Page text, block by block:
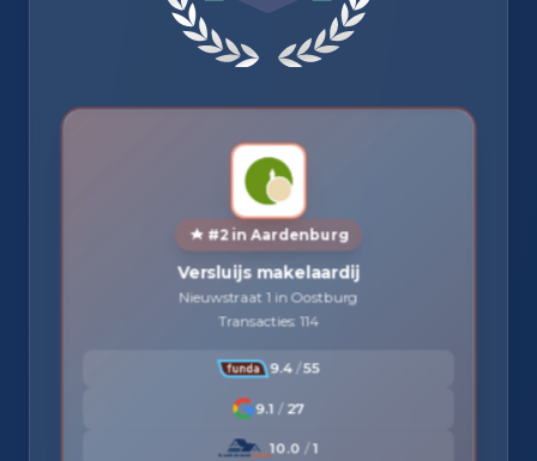
#2 in Aardenburg
Versluijs makelaardij
Nieuwstraat 1 in Oostburg
Transacties: 114
9.4 /55
9.1 / 27
10.0 / 1